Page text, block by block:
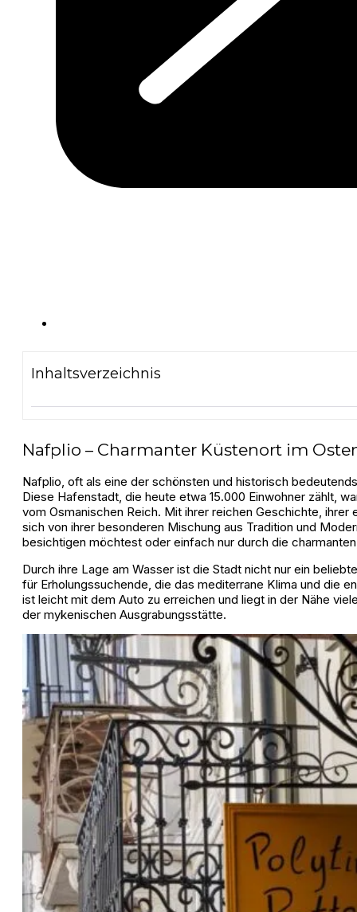
Inhaltsverzeichnis
Nafplio – Charmanter Küstenort im
Nafplio, oft als eine der schönsten und historisch
Diese Hafenstadt, die heute etwa 15.000 Einwohner zählt,
vom Osmanischen Reich. Mit ihrer reichen Geschichte,
sich von ihrer besonderen Mischung aus Tradition und
besichtigen möchtest oder einfach nur durch die
Durch ihre Lage am Wasser ist die Stadt nicht nur ein
für Erholungssuchende, die das mediterrane Klima und die
ist leicht mit dem Auto zu erreichen und liegt in der Nähe
der mykenischen Ausgrabungsstätte.